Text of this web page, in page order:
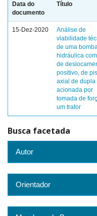
Data do
documento
Título
15-Dez-2020
Análise de
viabilidade
de uma
hidráulica
de
positivo, de
axial de dupla
acionada por
tomada de
um trator
Busca facetada
Autor
Orientador